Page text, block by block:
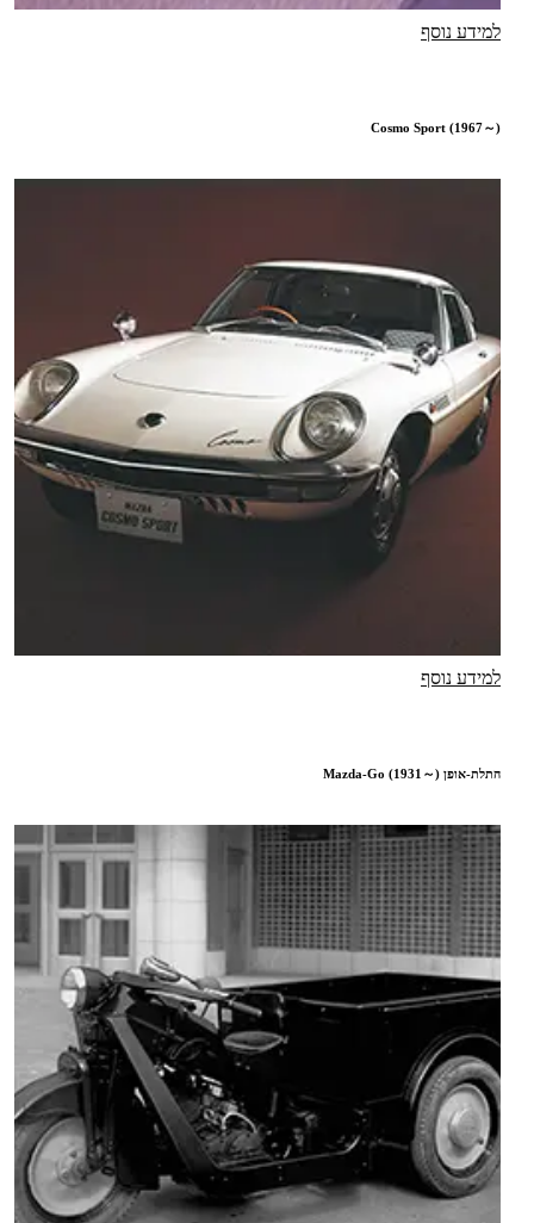
למידע נוסף
Cosmo Sport (1967～)
למידע נוסף
התלת-אופן Mazda-Go (1931～)